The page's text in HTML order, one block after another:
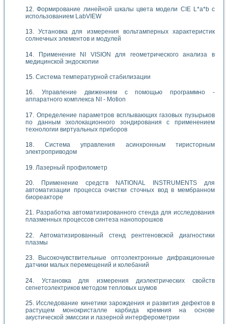
Формирование линейной шкалы цвета модели CIE L*a*b с
использованием LabVIEW
Установка для измерения вольтамперных характеристик
солнечных элементов и модулей
Применение NI VISION для геометрического анализа в
медицинской эндоскопии
Система температурной стабилизации
Управление движением с помощью программно -
аппаратного комплекса NI - Motion
Определение параметров всплывающих газовых пузырьков
по данным эхолокационного зондирования с применением
технологии виртуальных приборов
Система управления асинхронным тиристорным
электроприводом
Лазерный профилометр
Применение средств NATIONAL INSTRUMENTS для
автоматизации процесса очистки сточных вод в мембранном
биореакторе
Разработка автоматизированного стенда для исследования
плазменных процессов синтеза нанопорошков
Автоматизированный стенд рентгеновской диагностики
плазмы
Высокочувствительные оптоэлектронные дифракционные
датчики малых перемещений и колебаний
Установка для измерения диэлектрических свойств
сегнетоэлектриков методом тепловых шумов
Исследование кинетики зарождения и развития дефектов в
растущем монокристалле карбида кремния на основе
акустической эмиссии и лазерной интерферометрии